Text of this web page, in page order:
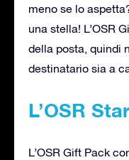
meno se lo
una stella! L’OSR
della posta, quindi
destinatario sia a
L’OSR
L’OSR Gift Pack